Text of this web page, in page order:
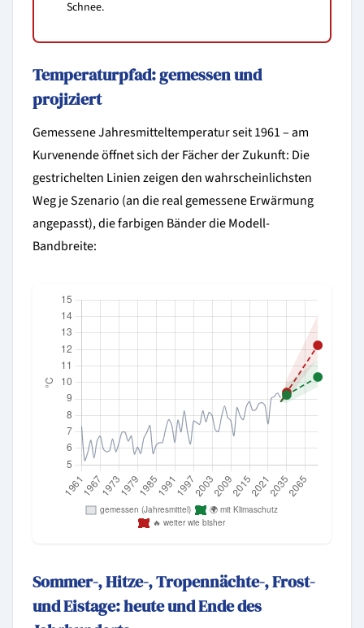
Schnee.
Temperaturpfad: gemessen und
projiziert
Gemessene Jahresmitteltemperatur seit 1961 – am
Kurvenende öffnet sich der Fächer der Zukunft: Die
gestrichelten Linien zeigen den wahrscheinlichsten
Weg je Szenario (an die real gemessene Erwärmung
angepasst), die farbigen Bänder die Modell-
Bandbreite:
Sommer-, Hitze-, Tropennächte-, Frost-
und Eistage: heute und Ende des